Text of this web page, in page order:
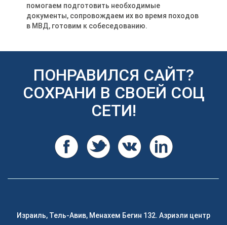
помогаем подготовить необходимые
документы, сопровождаем их во время походов
в МВД, готовим к собеседованию.
ПОНРАВИЛСЯ САЙТ?
СОХРАНИ В СВОЕЙ СОЦ
СЕТИ!
Израиль, Тель-Авив, Менахем Бегин 132. Азриэли центр